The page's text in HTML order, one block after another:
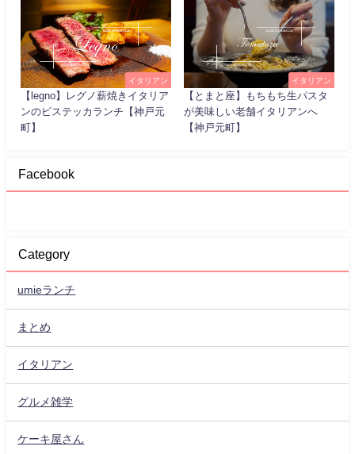
イタリアン
【legno】レグノ薪焼きイタリア
ンのビステッカランチ【神戸元
町】
イタリアン
【とまと座】もちもち生パスタ
が美味しい老舗イタリアンへ
【神戸元町】
Facebook
Category
umieランチ
まとめ
イタリアン
グルメ雑学
ケーキ屋さん